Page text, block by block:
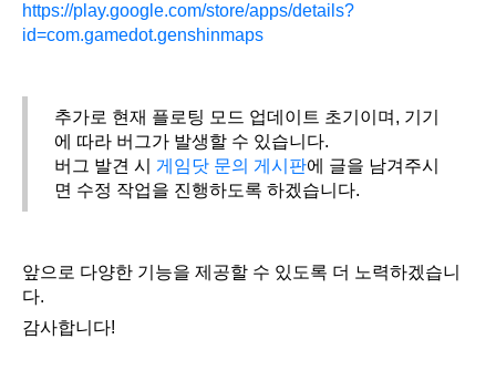
https://play.google.com/store/apps/details?
id=com.gamedot.genshinmaps
추가로 현재 플로팅 모드 업데이트 초기이며, 기기
에 따라 버그가 발생할 수 있습니다.
버그 발견 시 게임닷 문의 게시판에 글을 남겨주시
면 수정 작업을 진행하도록 하겠습니다.
앞으로 다양한 기능을 제공할 수 있도록 더 노력하겠습니
다.
감사합니다!